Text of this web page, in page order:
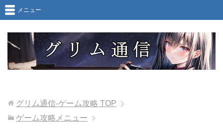
メニュー
グリム通信-ゲーム攻略 TOP
ゲーム攻略メニュー